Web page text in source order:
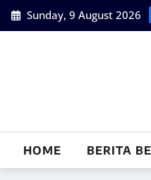
Skip
to
Sunday, 9 August 2026
HOME BERITA